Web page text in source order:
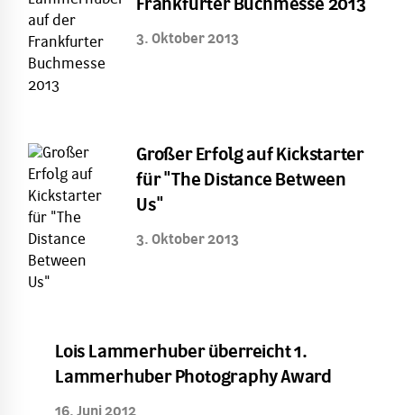
Frankfurter Buchmesse 2013
3. Oktober 2013
Großer Erfolg auf Kickstarter
für "The Distance Between
Us"
3. Oktober 2013
Lois Lammerhuber überreicht 1.
Lammerhuber Photography Award